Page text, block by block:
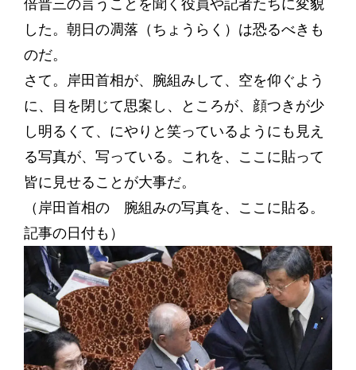
倍晋三の言うことを聞く役員や記者たちに変貌
した。朝日の凋落（ちょうらく）は恐るべきも
のだ。
さて。岸田首相が、腕組みして、空を仰ぐよう
に、目を閉じて思案し、ところが、顔つきが少
し明るくて、にやりと笑っているようにも見え
る写真が、写っている。これを、ここに貼って
皆に見せることが大事だ。
（岸田首相の 腕組みの写真を、ここに貼る。
記事の日付も）